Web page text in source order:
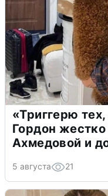
«Триггерю
Гордон
Ахмедовой и
5 августа 21